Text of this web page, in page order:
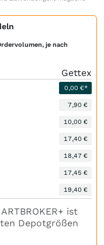
je nach
Gettex
0,00 €*
7,90 €
10,00 €
17,40 €
18,47 €
17,45 €
19,40 €
ist
Depotgrößen